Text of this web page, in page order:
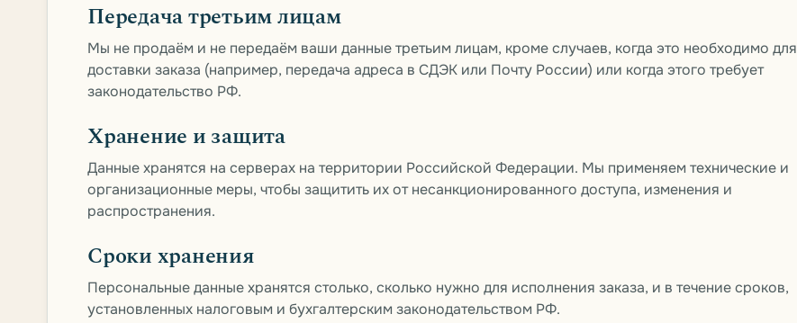
Передача третьим лицам
Мы не продаём и не передаём ваши данные третьим лицам, кроме случаев, когда это необходимо для
доставки заказа (например, передача адреса в СДЭК или Почту России) или когда этого требует
законодательство РФ.
Хранение и защита
Данные хранятся на серверах на территории Российской Федерации. Мы применяем технические и
организационные меры, чтобы защитить их от несанкционированного доступа, изменения и
распространения.
Сроки хранения
Персональные данные хранятся столько, сколько нужно для исполнения заказа, и в течение сроков,
установленных налоговым и бухгалтерским законодательством РФ.